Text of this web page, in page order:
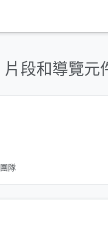
片段和導覽元
隊